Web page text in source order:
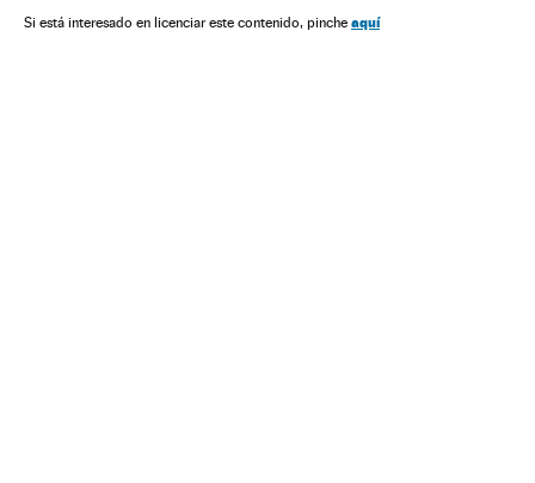
Si está interesado en licenciar este contenido, pinche aquí